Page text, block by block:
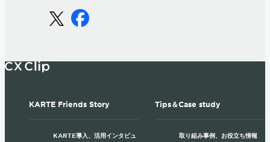
KARTE Friends Story
KARTE導入、活用インタビュ
Tips＆Case study
取り組み事例、お役立ち情報